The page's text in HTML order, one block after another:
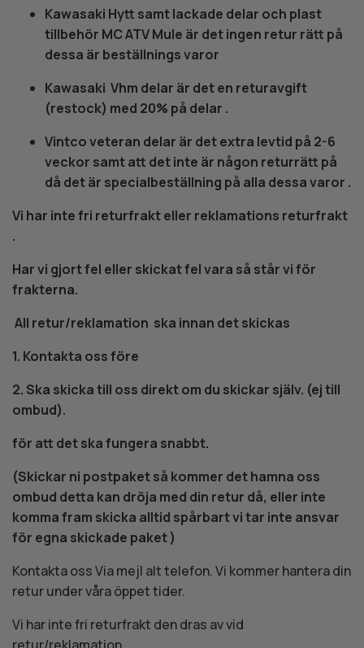
Kawasaki Hytt samt lackade delar och plast
tillbehör MC ATV Mule är det ingen retur rätt på
dessa är beställnings varor
Kawasaki Vhm delar är det en returavgift
(restock) med 20% på delar .
Vintco veteran delar är det extra levtid på 2-6
veckor samt att det inte är någon returrätt på
då det är specialbeställning på alla dessa varor .
Vi har inte fri returfrakt eller reklamations returfrakt
.
Har vi gjort fel eller skickat fel vara så står vi för
frakterna.
All retur/reklamation ska innan det skickas
1. Kontakta oss före
2. Ska skicka till oss direkt om du skickar själv. (ej till
ombud).
för att det ska fungera snabbt.
(Skickar ni postpaket så kommer det hamna oss
ombud detta kan dröja med din retur då, eller inte
komma fram skicka alltid spårbart vi tar inte ansvar
för egna skickade paket )
Kontakta oss Via mejl alt telefon. Vi kommer hantera din
retur under våra öppet tider.
Vi har inte fri returfrakt den dras av vid